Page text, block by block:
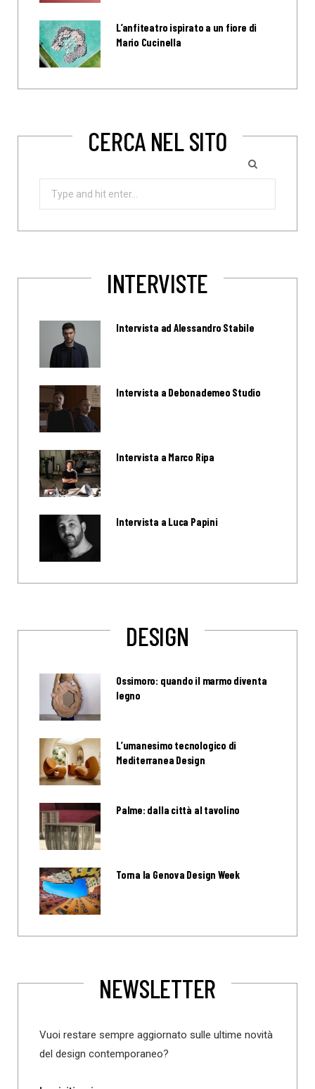
L’anfiteatro ispirato a un fiore di
Mario Cucinella
CERCA NEL SITO
Search
INTERVISTE
Intervista ad Alessandro Stabile
Intervista a Debonademeo Studio
Intervista a Marco Ripa
Intervista a Luca Papini
DESIGN
Ossimoro: quando il marmo diventa
legno
L’umanesimo tecnologico di
Mediterranea Design
Palme: dalla città al tavolino
Torna la Genova Design Week
NEWSLETTER
Vuoi restare sempre aggiornato sulle ultime novità
del design contemporaneo?